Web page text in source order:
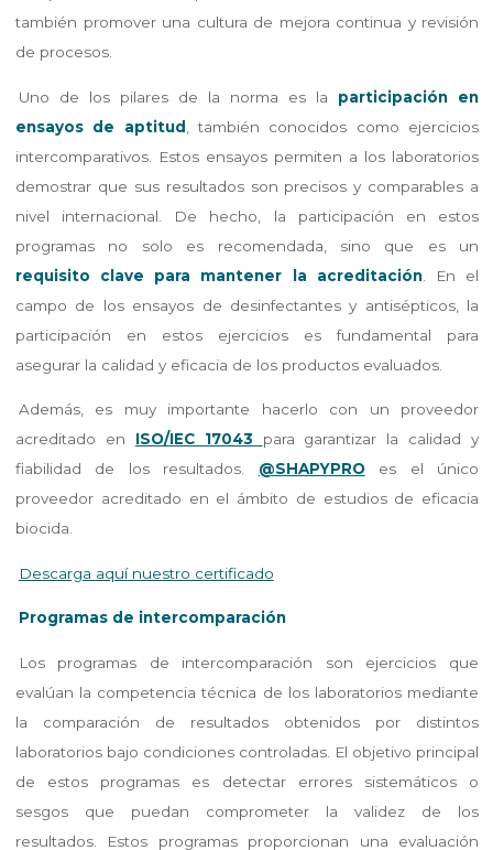
también promover una cultura de mejora continua y revisión
de procesos.
Uno de los pilares de la norma es la participación en
ensayos de aptitud , también conocidos como ejercicios
intercomparativos. Estos ensayos permiten a los laboratorios
demostrar que sus resultados son precisos y comparables a
nivel internacional. De hecho, la participación en estos
programas no solo es recomendada, sino que es un
requisito clave para mantener la acreditación. En el
campo de los ensayos de desinfectantes y antisépticos, la
participación en estos ejercicios es fundamental para
asegurar la calidad y eficacia de los productos evaluados.
Además, es muy importante hacerlo con un proveedor
acreditado en
ISO/IEC 17043
para garantizar la calidad y
fiabilidad de los resultados.
@SHAPYPROes el único
proveedor acreditado en el ámbito de estudios de eficacia
biocida.
Descarga aquí nuestro certificado
Programas de intercomparación
Los programas de intercomparación son ejercicios que
evalúan la competencia técnica de los laboratorios mediante
la comparación de resultados obtenidos por distintos
laboratorios bajo condiciones controladas. El objetivo principal
de estos programas es detectar errores sistemáticos o
sesgos que puedan comprometer la validez de los
resultados. Estos programas proporcionan una evaluación